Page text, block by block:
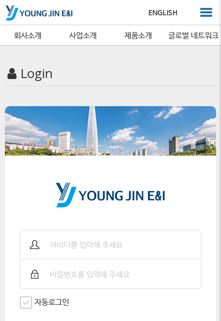
ENGLISH
회사소개 사업소개 제품소개 글로벌 네트워크
Login
자동로그인